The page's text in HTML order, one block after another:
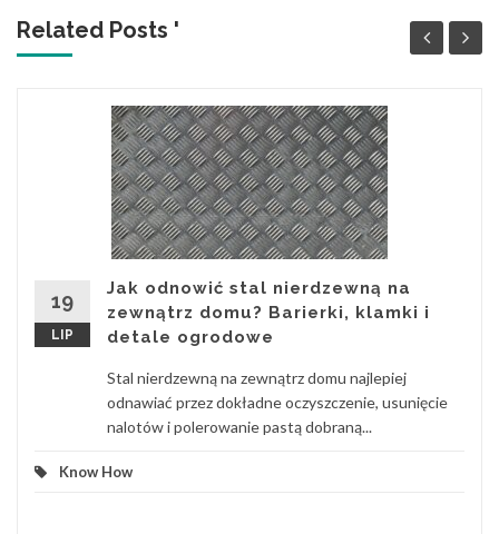
Related Posts '
19
LIP
Jak odnowić stal nierdzewną na
zewnątrz domu? Barierki, klamki i
detale ogrodowe
Stal nierdzewną na zewnątrz domu najlepiej
odnawiać przez dokładne oczyszczenie, usunięcie
nalotów i polerowanie pastą dobraną...
Know How